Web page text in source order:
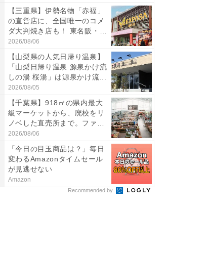
【三重県】伊勢名物「赤福」
の直営店に、全国唯一のコメ
ダ大判焼き店も！ 東名阪・
伊...
2026/08/06
【山梨県の人気日帰り温泉】
「山梨日帰り温泉 源泉かけ流
しの湯 桜湯」は源泉かけ流...
2026/08/05
【千葉県】918㎡の県内最大
級マーケットから、廃校をリ
ノベした直売所まで。ファ
ー...
2026/08/06
「今日の目玉商品は？」毎日
変わるAmazonタイムセール
が見逃せない
Amazon
Recommended by